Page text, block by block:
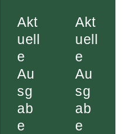
Akt
uell
e
Au
sg
ab
e
Akt
uell
e
Au
sg
ab
e